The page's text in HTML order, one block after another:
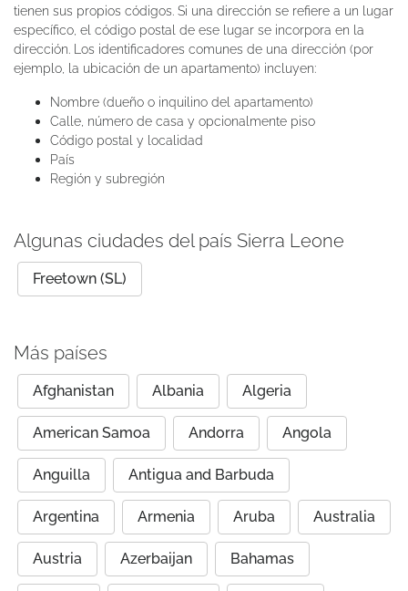
tienen sus propios códigos. Si una dirección se refiere a un lugar
específico, el código postal de ese lugar se incorpora en la
dirección. Los identificadores comunes de una dirección (por
ejemplo, la ubicación de un apartamento) incluyen:
Nombre (dueño o inquilino del apartamento)
Calle, número de casa y opcionalmente piso
Código postal y localidad
País
Región y subregión
Algunas ciudades del país Sierra Leone
Freetown (SL)
Más países
Afghanistan Albania Algeria
American Samoa Andorra Angola
Anguilla Antigua and Barbuda
Argentina Armenia Aruba Australia
Austria Azerbaijan Bahamas